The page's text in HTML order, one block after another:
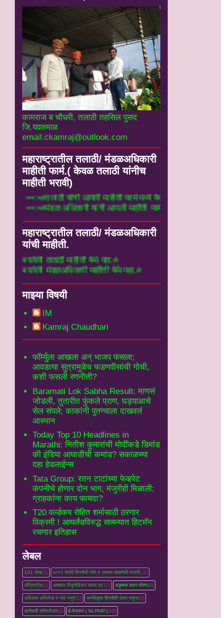
कामराज ब चौधरी, तलाठी तहसिल पुसद
जि.यवतमाळ
email.ckamraj@outlook.com
महाराष्ट्रातील तलाठी/ मंडळअधिकारी
माहीती फार्म.( केवळ तलाठी यांनीच
माहीती भरावी)
==>#तलाठी यांनी आपली माहीती फार्म मध्ये येथे
==>#मंडळ अधिकारी यांनी आपली माहीती फार्म
महाराष्ट्रातील तलाठी/ मंडळअधिकारी
यांची माहीती.
माहीती येथे पहा.#
माहीती येथे पहा.#
माझ्या विषयी
IM
Kamraj Chaudhari
फॉर्म्युला आखला अन् भाजप फसला;
आवडत्या सुत्रामुळेच फडणवीसांची गोची,
कशी फसली रणनीती?
Baramati Lok Sabha Result: माणसं
जोडली, तुतारीत फुंकले प्राण, घड्याळाचे
सेल संपले; काकांनी पुतण्याला दाखवलं
आस्मान
Today Top 10 Headlines in
Marathi: नितीश कुमारांची मोदींकडे डिमांड
की इंडिया आघाडीची कमांड? सकाळच्या
दहा हेडलाईन्स
Tata Group: रतन टाटांच्या फेव्हरेट
कंपनीचे होणार दोन भाग, मंजुरीही मिळाली;
ग्राहकांना काय फायदा?
T20 वर्ल्डकप रोहित शर्मासाठी ठरणार
विक्रमी ! आयर्लंडविरुद्ध सामन्यात हिटमॅन
रचणार इतिहास
लेबल
101 लेख(2) ७/१२ सदरी बिनशेती नोंद व आकार काढणेची पध्दती. (1)
ॲग्रिस्टॅक(1) अंशदान निवृत्तीवेतन व्‍याज दर. (1) अकृषक वापर धोरण(4)
अधिकार अभिलेख व गाव नमुने(1) अनधिकृत बिनशेती वापर नमुना(2)
आणेवारी सॉफ्टवेअर(2) ई-फेरफार ( NLRMP)(33)